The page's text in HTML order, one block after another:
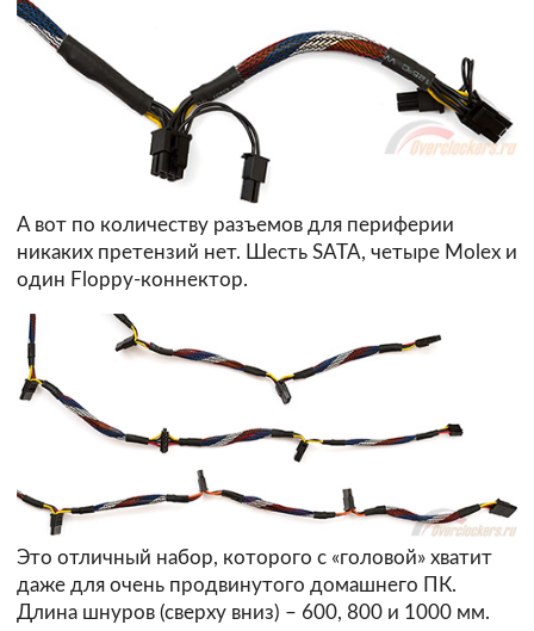
А вот по количеству разъемов для периферии
никаких претензий нет. Шесть SATA, четыре Molex и
один Floppy-коннектор.
Это отличный набор, которого с «головой» хватит
даже для очень продвинутого домашнего ПК.
Длина шнуров (сверху вниз) – 600, 800 и 1000 мм.